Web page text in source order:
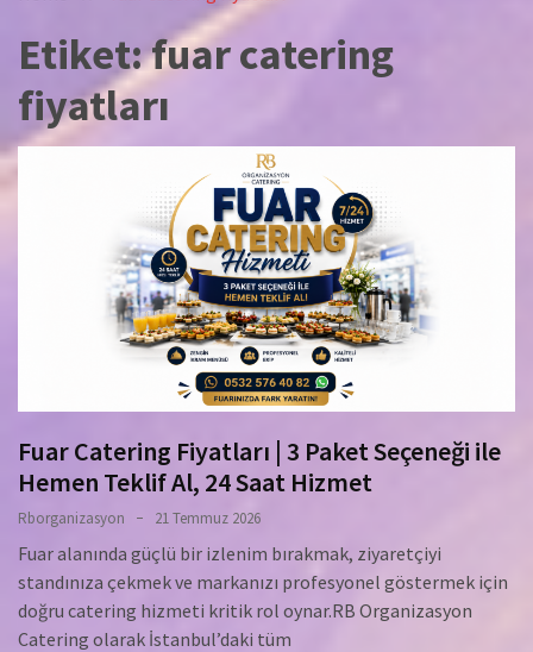
Etiket:fuar catering
fiyatları
Fuar Catering Fiyatları | 3 Paket Seçeneği ile
Hemen Teklif Al, 24 Saat Hizmet
Rborganizasyon 21 Temmuz 2026
Fuar alanında güçlü bir izlenim bırakmak, ziyaretçiyi
standınıza çekmek ve markanızı profesyonel göstermek için
doğru catering hizmeti kritik rol oynar.RB Organizasyon
Catering olarak İstanbul’daki tüm